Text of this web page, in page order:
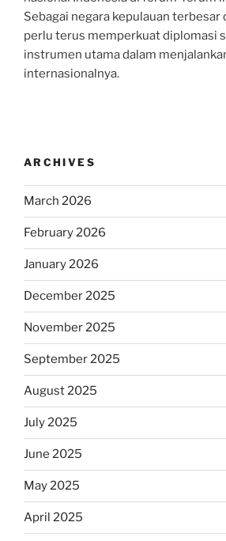
Sebagai negara kepulauan terbesar
perlu terus memperkuat diplomasi
instrumen utama dalam
internasionalnya.
ARCHIVES
March 2026
February 2026
January 2026
December 2025
November 2025
September 2025
August 2025
July 2025
June 2025
May 2025
April 2025